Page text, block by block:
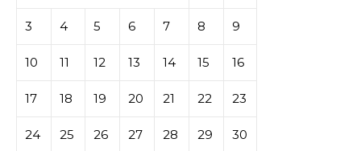
3 4 5 6 7 8 9
10 11 12 13 14 15 16
17 18 19 20 21 22 23
24 25 26 27 28 29 30